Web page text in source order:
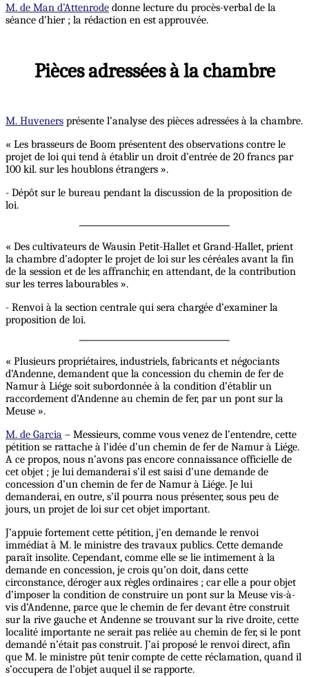
M. de Man d’Attenrode donne lecture du procès-verbal de la
séance d’hier ; la rédaction en est approuvée.
Pièces adressées à la chambre
M. Huveners présente l’analyse des pièces adressées à la chambre.
« Les brasseurs de Boom présentent des observations contre le
projet de loi qui tend à établir un droit d’entrée de 20 francs par
100 kil. sur les houblons étrangers ».
- Dépôt sur le bureau pendant la discussion de la proposition de
loi.
« Des cultivateurs de Wausin Petit-Hallet et Grand-Hallet, prient
la chambre d’adopter le projet de loi sur les céréales avant la fin
de la session et de les affranchir, en attendant, de la contribution
sur les terres labourables ».
- Renvoi à la section centrale qui sera chargée d’examiner la
proposition de loi.
« Plusieurs propriétaires, industriels, fabricants et négociants
d’Andenne, demandent que la concession du chemin de fer de
Namur à Liége soit subordonnée à la condition d’établir un
raccordement d’Andenne au chemin de fer, par un pont sur la
Meuse ».
M. de Garcia – Messieurs, comme vous venez de l’entendre, cette
pétition se rattache à l’idée d’un chemin de fer de Namur à Liége.
A ce propos, nous n’avons pas encore connaissance officielle de
cet objet ; je lui demanderai s’il est saisi d’une demande de
concession d’un chemin de fer de Namur à Liége. Je lui
demanderai, en outre, s’il pourra nous présenter, sous peu de
jours, un projet de loi sur cet objet important.
J’appuie fortement cette pétition, j’en demande le renvoi
immédiat à M. le ministre des travaux publics. Cette demande
paraît insolite. Cependant, comme elle se lie intimement à la
demande en concession, je crois qu’on doit, dans cette
circonstance, déroger aux règles ordinaires ; car elle a pour objet
d’imposer la condition de construire un pont sur la Meuse vis-à-
vis d’Andenne, parce que le chemin de fer devant être construit
sur la rive gauche et Andenne se trouvant sur la rive droite, cette
localité importante ne serait pas reliée au chemin de fer, si le pont
demandé n’était pas construit. J’ai proposé le renvoi direct, afin
que M. le ministre pût tenir compte de cette réclamation, quand il
s’occupera de l’objet auquel il se rapporte.